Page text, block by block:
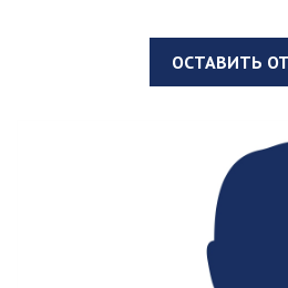
ОСТАВИТЬ